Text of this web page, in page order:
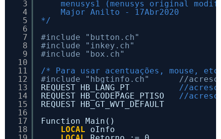
3
4
5
6
7
8
9
10
11
12
13
14
15
16
17
18
menusys1 (menusys original
Major Anilto - 17Abr2020
*/
#include "button.ch"
#include "inkey.ch"
#include "box.ch"
/* Para usar acentuações, mouse,
#include "hbgtinfo.ch"      //
REQUEST HB_LANG_PT //
REQUEST HB_CODEPAGE_PTISO //
REQUEST HB_GT_WVT_DEFAULT
Function Main()
LOCAL
oInfo